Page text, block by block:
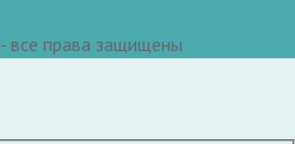
все права защищены